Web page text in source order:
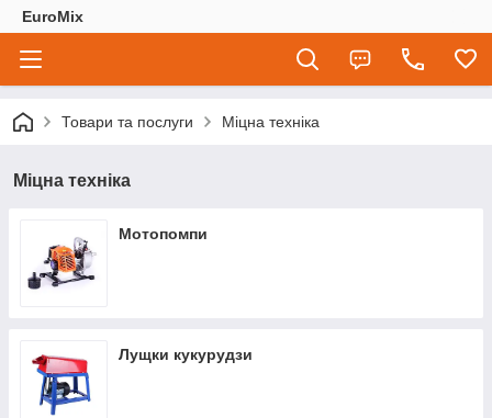
EuroMix
Товари та послуги Міцна техніка
Міцна техніка
Мотопомпи
Лущки кукурудзи